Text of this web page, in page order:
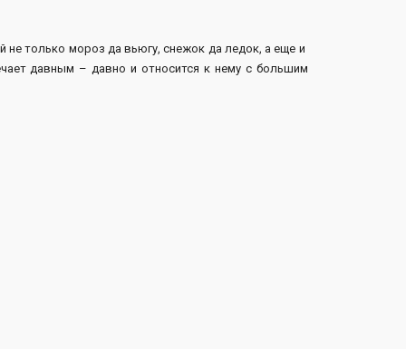
только мороз да вьюгу, снежок да ледок, а еще и
давным – давно и относится к нему с большим